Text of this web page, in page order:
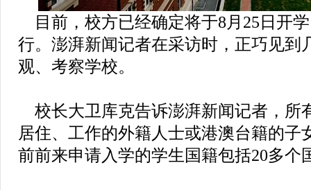
目前，校方已经确定将于8月25日开
行。澎湃新闻记者在采访时，正巧见到
观、考察学校。
校长大卫库克告诉澎湃新闻记者，所
居住、工作的外籍人士或港澳台籍的子
前前来申请入学的学生国籍包括20多个